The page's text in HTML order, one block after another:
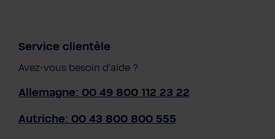
Service clientèle
Avez-vous besoin d'aide ?
Allemagne: 00 49 800 112 23 22
Autriche: 00 43 800 800 555